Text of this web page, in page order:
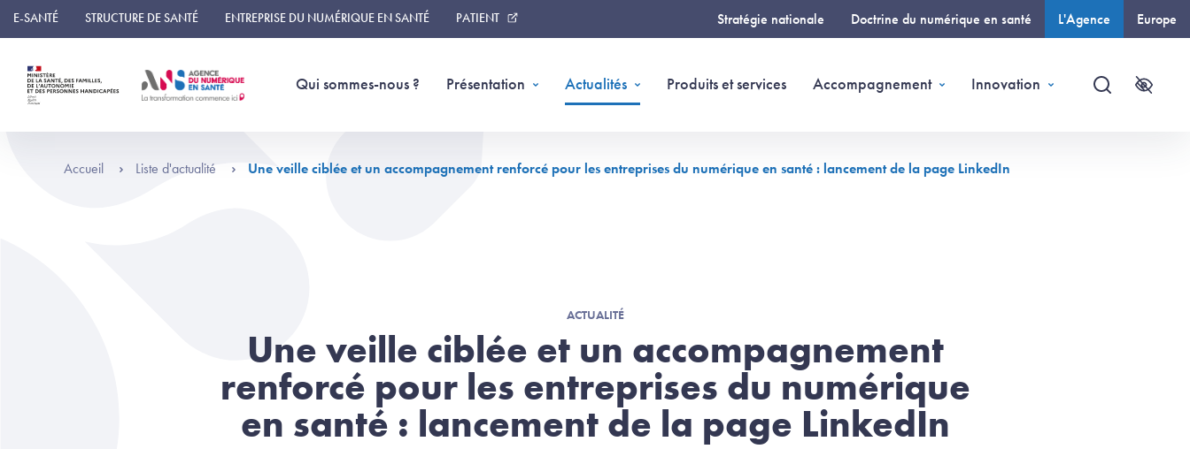
Panneau de gestion des cookies
E-SANTÉ STRUCTURE DE SANTÉ ENTREPRISE DU NUMÉRIQUE EN SANTÉ PATIENT Stratégie nationale Doctrine du numérique en santé L'Agence Europe
Qui sommes-nous ? Présentation Actualités Produits et services Accompagnement Innovation
Recherche
Accueil Liste d'actualité Une veille ciblée et un accompagnement renforcé pour les entreprises du numérique en santé : lancement de la page LinkedIn
ACTUALITÉ
Une veille ciblée et un accompagnement
renforcé pour les entreprises du numérique
en santé : lancement de la page LinkedIn